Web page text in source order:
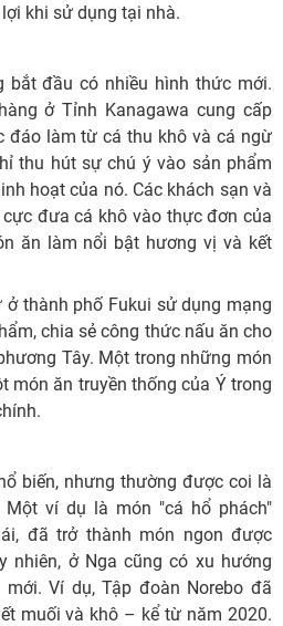
khi sử dụng tại nhà.
bắt đầu có nhiều hình thức mới.
ở Tỉnh Kanagawa cung cấp
đáo làm từ cá thu khô và cá ngừ
thu hút sự chú ý vào sản phẩm
hoạt của nó. Các khách sạn và
đưa cá khô vào thực đơn của
ăn làm nổi bật hương vị và kết
ở thành phố Fukui sử dụng mạng
chia sẻ công thức nấu ăn cho
Tây. Một trong những món
món ăn truyền thống của Ý trong
biến, nhưng thường được coi là
ví dụ là món "cá hổ phách"
đã trở thành món ngon được
nhiên, ở Nga cũng có xu hướng
Ví dụ, Tập đoàn Norebo đã
muối và khô – kể từ năm 2020.